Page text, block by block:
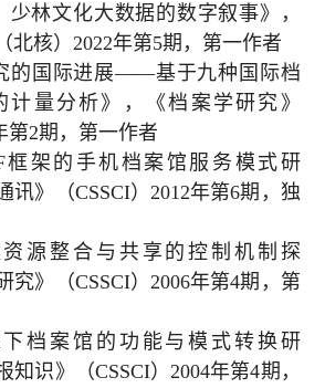
少林文化大数据的数字叙事》，
北核） 2022年第5期，第一作者
的国际进展——基于九种国际档
计量分析》，《档案学研究》
第2期，第一作者
框架的手机档案馆服务模式研
讯》（CSSCI） 2012年第6期，独
资源整合与共享的控制机制探
究》（CSSCI） 2006年第4期，第
下档案馆的功能与模式转换研
知识》（CSSCI） 2004年第4期，